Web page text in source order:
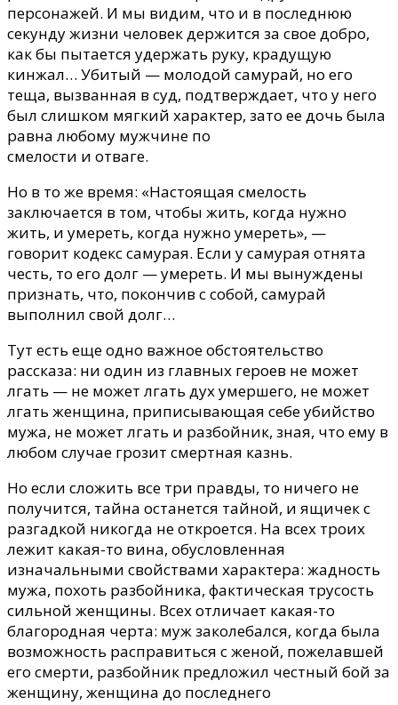
персонажей. И мы видим, что и в последнюю
секунду жизни человек держится за свое добро,
как бы пытается удержать руку, крадущую
кинжал… Убитый — молодой самурай, но его
теща, вызванная в суд, подтверждает, что у него
был слишком мягкий характер, зато ее дочь была
равна любому мужчине по
смелости и отваге.
Но в то же время: «Настоящая смелость
заключается в том, чтобы жить, когда нужно
жить, и умереть, когда нужно умереть», —
говорит кодекс самурая. Если у самурая отнята
честь, то его долг — умереть. И мы вынуждены
признать, что, покончив с собой, самурай
выполнил свой долг…
Тут есть еще одно важное обстоятельство
рассказа: ни один из главных героев не может
лгать — не может лгать дух умершего, не может
лгать женщина, приписывающая себе убийство
мужа, не может лгать и разбойник, зная, что ему в
любом случае грозит смертная казнь.
Но если сложить все три правды, то ничего не
получится, тайна останется тайной, и ящичек с
разгадкой никогда не откроется. На всех троих
лежит какая-то вина, обусловленная
изначальными свойствами характера: жадность
мужа, похоть разбойника, фактическая трусость
сильной женщины. Всех отличает какая-то
благородная черта: муж заколебался, когда была
возможность расправиться с женой, пожелавшей
его смерти, разбойник предложил честный бой за
женщину, женщина до последнего